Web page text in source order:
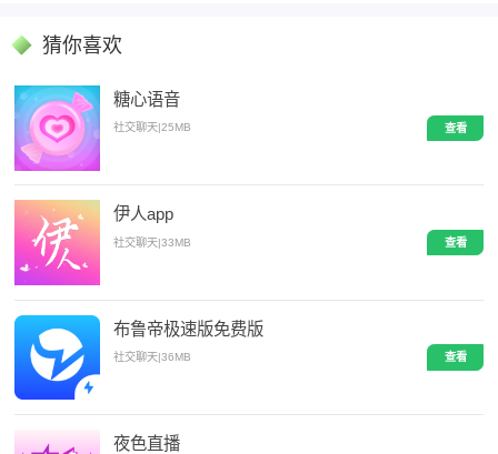
猜你喜欢
糖心语音
社交聊天 |25MB 查看
伊人app
社交聊天|33MB 查看
布鲁帝极速版免费版
社交聊天|36MB 查看
夜色直播